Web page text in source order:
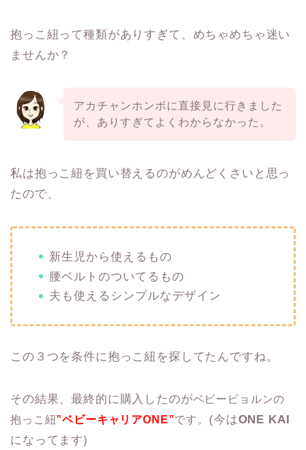
抱っこ紐って種類がありすぎて、めちゃめちゃ迷い
ませんか？
アカチャンホンボに直接見に行きました
が、ありすぎてよくわからなかった。
私は抱っこ紐を買い替えるのがめんどくさいと思っ
たので、
新生児から使えるもの
腰ベルトのついてるもの
夫も使えるシンプルなデザイン
この３つを条件に抱っこ紐を探してたんですね。
その結果、最終的に購入したのがベビービョルンの
抱っこ紐”ベビーキャリアONE”です。 (今はONE KAI
になってます)